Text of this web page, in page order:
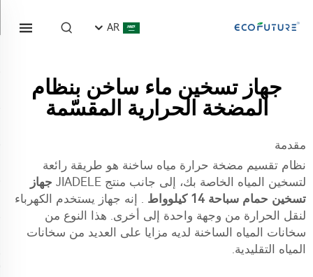
AR
جهاز تسخين ماء ساخن بنظام
المضخة الحرارية المقسّمة
مقدمة
نظام تقسيم مضخة حرارة مياه ساخنة هو طريقة رائعة
لتسخين المياه الخاصة بك، إلى جانب منتج JIADELE
جهاز
تسخين حمام سباحة 14 كيلوواط
. إنه جهاز يستخدم الكهرباء
لنقل الحرارة من وجهة واحدة إلى أخرى. هذا النوع من
سخانات المياه الساخنة لديه مزايا على العديد من سخانات
المياه التقليدية.